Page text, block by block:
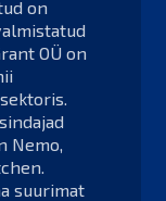
on
OÜ on
Nemo,
suurimat